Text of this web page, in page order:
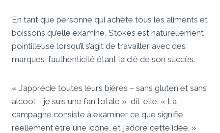
En tant que personne qui achète tous les aliments et
boissons qu’elle examine, Stokes est naturellement
pointilleuse lorsqu’il s’agit de travailler avec des
marques, l’authenticité étant la clé de son succès.
« J’apprécie toutes leurs bières – sans gluten et sans
alcool – je suis une fan totale », dit-elle. « La
campagne consiste à examiner ce que signifie
réellement être une icône, et j’adore cette idée. »